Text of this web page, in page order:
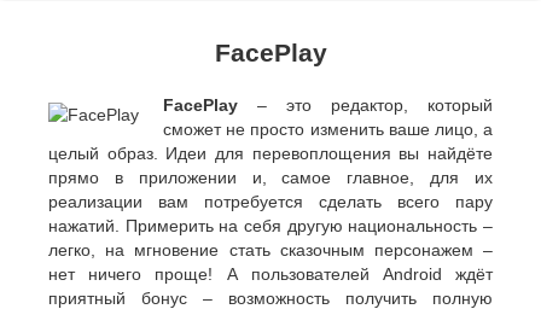
FacePlay
FacePlay – это редактор, который
сможет не просто изменить ваше лицо, а
целый образ. Идеи для перевоплощения вы найдёте
прямо в приложении и, самое главное, для их
реализации вам потребуется сделать всего пару
нажатий. Примерить на себя другую национальность –
легко, на мгновение стать сказочным персонажем –
нет ничего проще! А пользователей Android ждёт
приятный бонус – возможность получить полную